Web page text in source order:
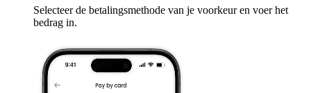
Selecteer de betalingsmethode van je voorkeur en voer het
bedrag in.